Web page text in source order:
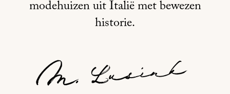
modehuizen uit Italië met bewezen
historie.